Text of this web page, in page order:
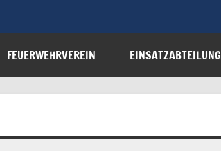
FEUERWEHRVEREIN EINSATZABTEILUNG